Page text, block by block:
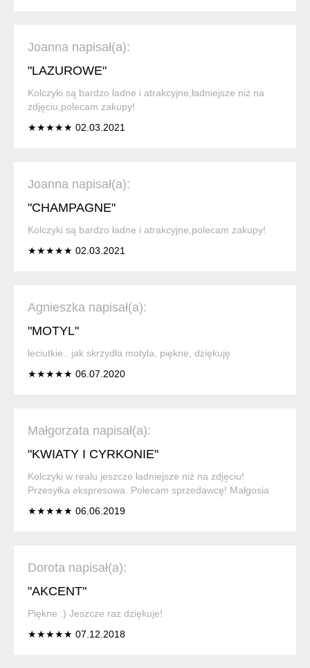
Joanna napisał(a):
"LAZUROWE"
Kolczyki są bardzo ładne i atrakcyjne,ładniejsze niż na
zdjęciu,polecam zakupy!
★★★★★ 02.03.2021
Joanna napisał(a):
"CHAMPAGNE"
Kolczyki są bardzo ładne i atrakcyjne,polecam zakupy!
★★★★★ 02.03.2021
Agnieszka napisał(a):
"MOTYL"
leciutkie.. jak skrzydła motyla, piękne, dziękuję
★★★★★ 06.07.2020
Małgorzata napisał(a):
"KWIATY I CYRKONIE"
Kolczyki w realu jeszcze ładniejsze niż na zdjęciu!
Przesyłka ekspresowa. Polecam sprzedawcę! Małgosia
★★★★★ 06.06.2019
Dorota napisał(a):
"AKCENT"
Piękne :) Jeszcze raz dziękuje!
★★★★★ 07.12.2018